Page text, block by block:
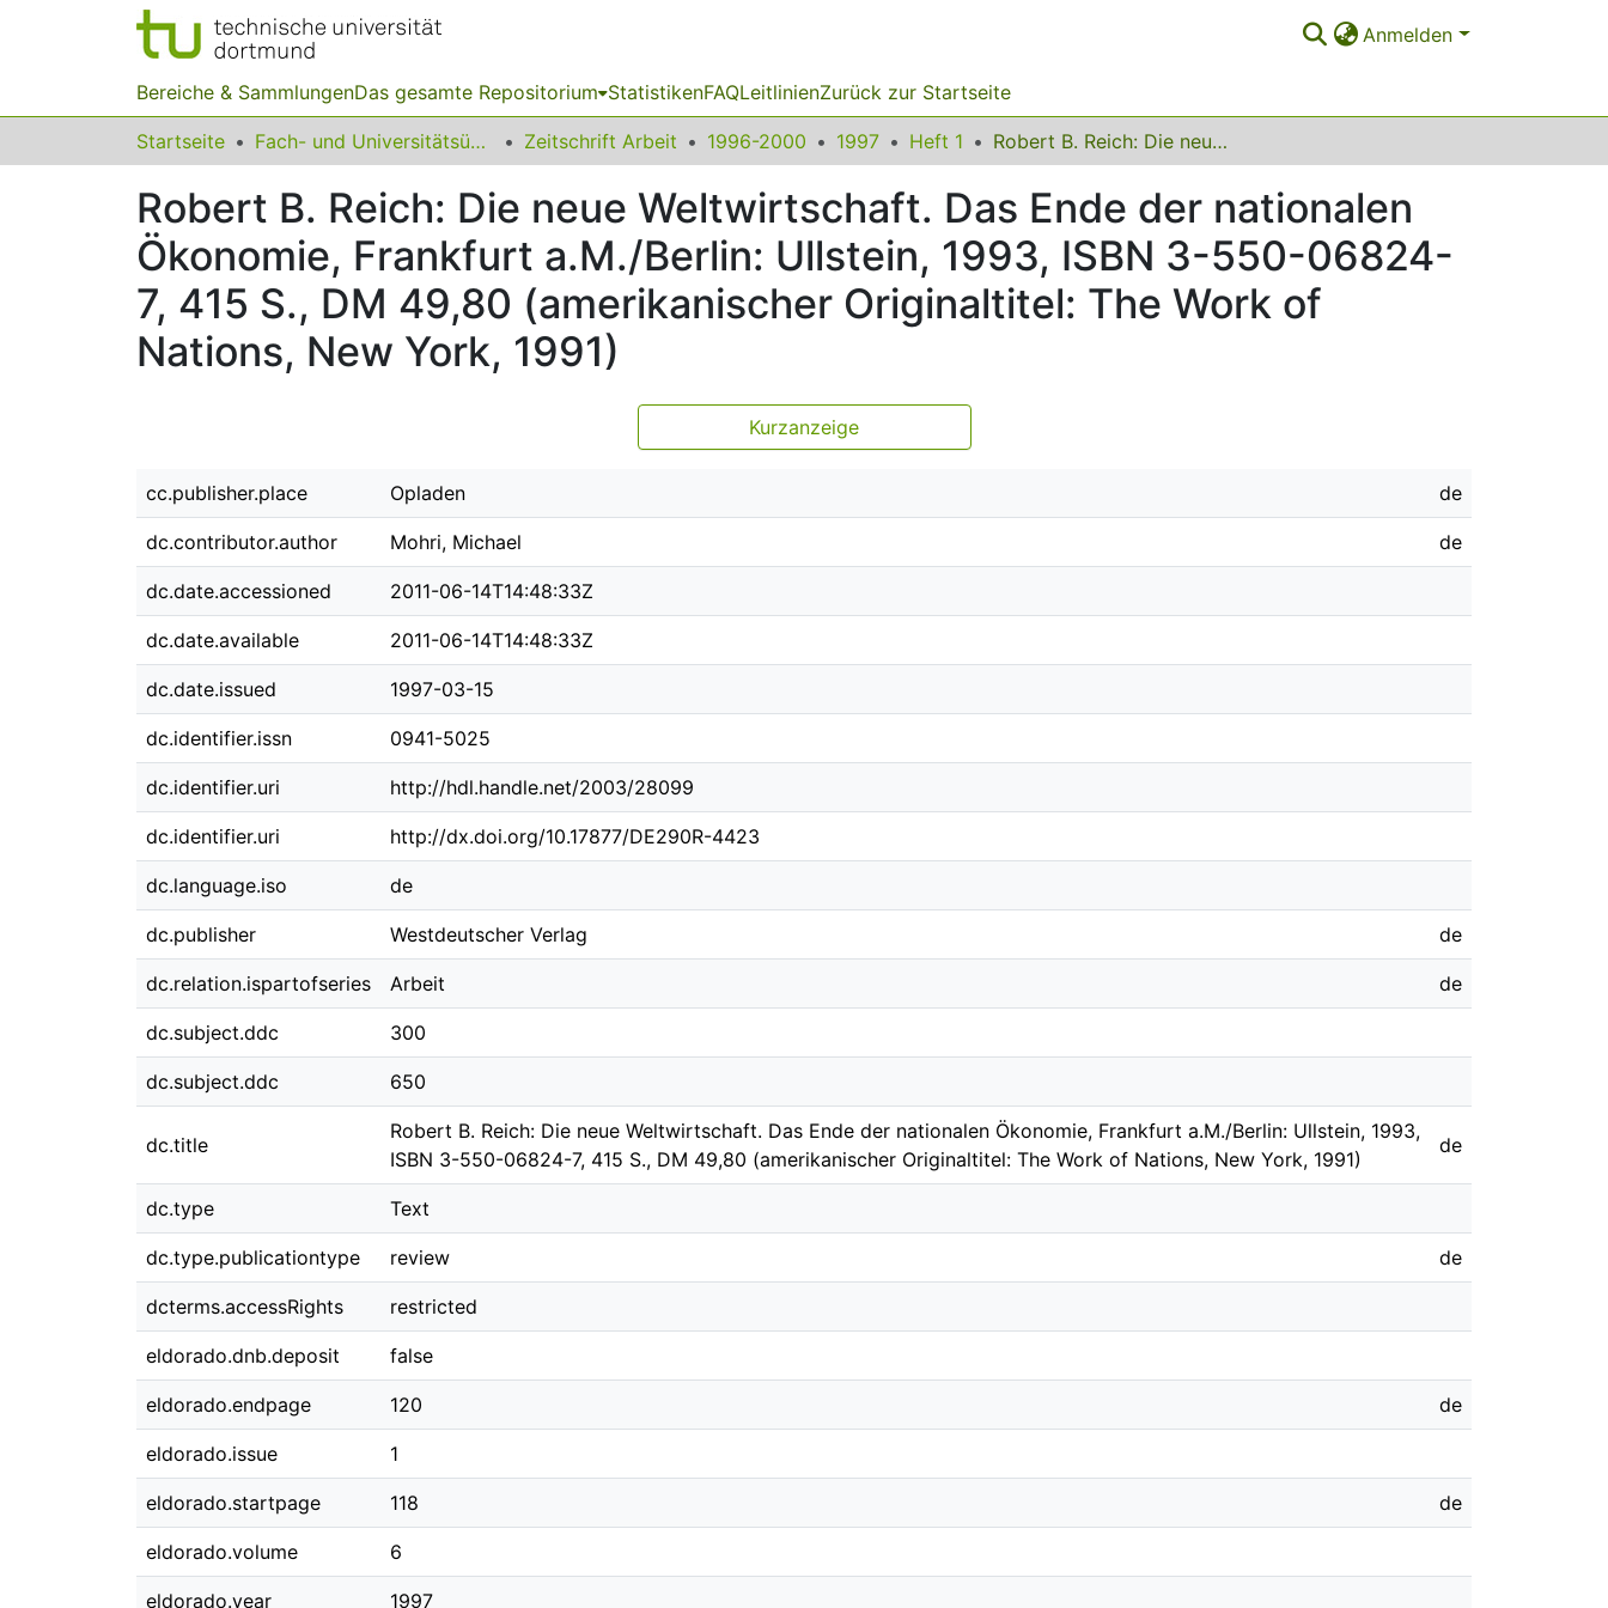
Anmelden
Bereiche & SammlungenDas gesamte Repositorium StatistikenFAQLeitlinienZurück zur Startseite
Startseite Fach- und Universitätsübergreifendes Zeitschrift Arbeit 1996-2000 1997 Heft 1 Robert B. Reich: Die neue Weltwirtschaft. Das Ende der nationalen Ökonomie, Frankfurt a.M./Berlin: Ullstein, 1993, ISBN 3-550-06824-7, 415 S., DM 49,80 (amerikanischer Originaltitel: The Work of Nations, New York, 1991)
Robert B. Reich: Die neue Weltwirtschaft. Das Ende der nationalen
Ökonomie, Frankfurt a.M./Berlin: Ullstein, 1993, ISBN 3-550-06824-
7, 415 S., DM 49,80 (amerikanischer Originaltitel: The Work of
Nations, New York, 1991)
Kurzanzeige
cc.publisher.place Opladen de
dc.contributor.author Mohri, Michael de
dc.date.accessioned 2011-06-14T14:48:33Z
dc.date.available 2011-06-14T14:48:33Z
dc.date.issued 1997-03-15
dc.identifier.issn 0941-5025
dc.identifier.uri http://hdl.handle.net/2003/28099
dc.identifier.uri http://dx.doi.org/10.17877/DE290R-4423
dc.language.iso de
dc.publisher Westdeutscher Verlag de
dc.relation.ispartofseries Arbeit de
dc.subject.ddc 300
dc.subject.ddc 650
dc.title
Robert B. Reich: Die neue Weltwirtschaft. Das Ende der nationalen Ökonomie, Frankfurt a.M./Berlin: Ullstein, 1993,
ISBN 3-550-06824-7, 415 S., DM 49,80 (amerikanischer Originaltitel: The Work of Nations, New York, 1991)
de
dc.type Text
dc.type.publicationtype review de
dcterms.accessRights restricted
eldorado.dnb.deposit false
eldorado.endpage 120 de
eldorado.issue 1
eldorado.startpage 118 de
eldorado.volume 6
eldorado.year 1997